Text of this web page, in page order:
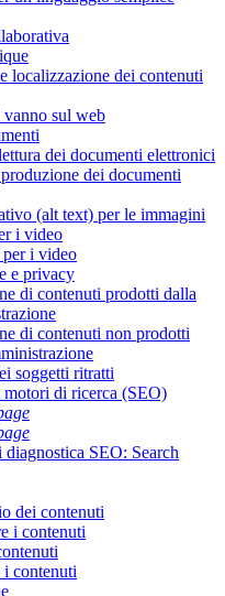
localizzazione dei contenuti
sul web
dei documenti elettronici
dei documenti
(alt text) per le immagini
i video
i video
e privacy
di contenuti prodotti dalla
di contenuti non prodotti
soggetti ritratti
di ricerca (SEO)
SEO: Search
dei contenuti
i contenuti
contenuti